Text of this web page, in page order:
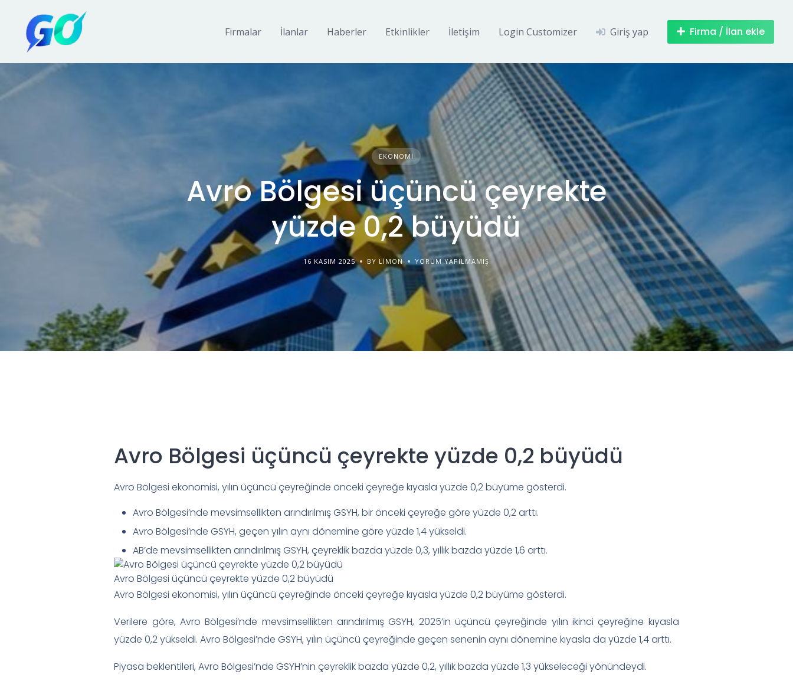
Firmalar İlanlar Haberler Etkinlikler İletişim Login Customizer Giriş yap Firma / İlan ekle
EKONOMI
Avro Bölgesi üçüncü çeyrekte
yüzde 0,2 büyüdü
16 KASIM 2025 BY LIMON YORUM YAPILMAMIŞ
Avro Bölgesi üçüncü çeyrekte yüzde 0,2 büyüdü
Avro Bölgesi ekonomisi, yılın üçüncü çeyreğinde önceki çeyreğe kıyasla yüzde 0,2 büyüme gösterdi.
Avro Bölgesi’nde mevsimsellikten arındırılmış GSYH, bir önceki çeyreğe göre yüzde 0,2 arttı.
Avro Bölgesi’nde GSYH, geçen yılın aynı dönemine göre yüzde 1,4 yükseldi.
AB’de mevsimsellikten arındırılmış GSYH, çeyreklik bazda yüzde 0,3, yıllık bazda yüzde 1,6 arttı.
Avro Bölgesi üçüncü çeyrekte yüzde 0,2 büyüdü
Avro Bölgesi ekonomisi, yılın üçüncü çeyreğinde önceki çeyreğe kıyasla yüzde 0,2 büyüme gösterdi.
Verilere göre, Avro Bölgesi’nde mevsimsellikten arındırılmış GSYH, 2025’in üçüncü çeyreğinde yılın ikinci çeyreğine kıyasla
yüzde 0,2 yükseldi. Avro Bölgesi’nde GSYH, yılın üçüncü çeyreğinde geçen senenin aynı dönemine kıyasla da yüzde 1,4 arttı.
Piyasa beklentileri, Avro Bölgesi’nde GSYH’nin çeyreklik bazda yüzde 0,2, yıllık bazda yüzde 1,3 yükseleceği yönündeydi.